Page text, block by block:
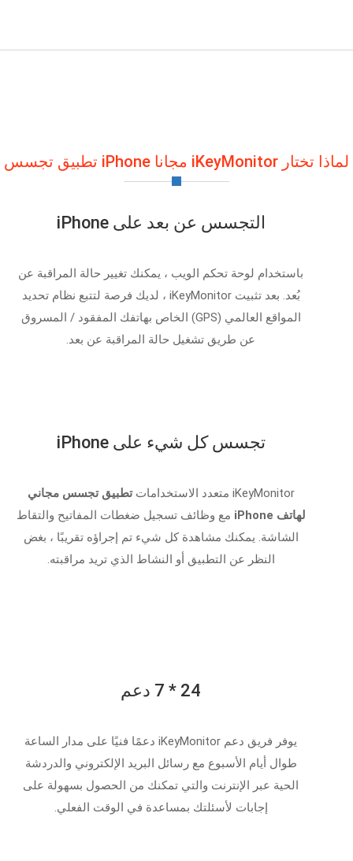
لماذا تختار iKeyMonitor مجانا iPhone تطبيق تجسس
التجسس عن بعد على iPhone
باستخدام لوحة تحكم الويب ، يمكنك تغيير حالة المراقبة عن
بُعد. بعد تثبيت iKeyMonitor ، لديك فرصة لتتبع نظام تحديد
المواقع العالمي (GPS) الخاص بهاتفك المفقود / المسروق
عن طريق تشغيل حالة المراقبة عن بعد.
تجسس كل شيء على iPhone
iKeyMonitor متعدد الاستخدامات
تطبيق تجسس مجاني
لهاتف iPhone
مع وظائف تسجيل ضغطات المفاتيح والتقاط
الشاشة. يمكنك مشاهدة كل شيء تم إجراؤه تقريبًا ، بغض
النظر عن التطبيق أو النشاط الذي تريد مراقبته.
24 * 7 دعم
يوفر فريق دعم iKeyMonitor دعمًا فنيًا على مدار الساعة
طوال أيام الأسبوع مع رسائل البريد الإلكتروني والدردشة
الحية عبر الإنترنت والتي تمكنك من الحصول بسهولة على
إجابات لأسئلتك بمساعدة في الوقت الفعلي.